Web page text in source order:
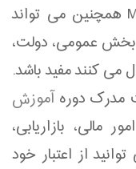
دنیای تجارت محدود نمی شود؛ MBA همچنین می تواند
بخش عمومی، دولت،
کنند مفید باشد.
مدرک دورهآموزش
مالی، بازاریابی،
از اعتبار خود